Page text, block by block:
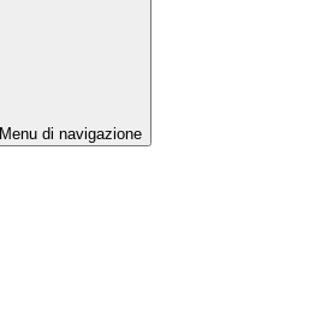
Menu di navigazione